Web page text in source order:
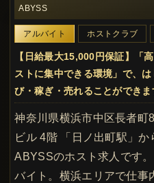
ABYSS
アルバイト ホストクラブ
【日給最大15,000円保証】「
ストに集中できる環境」で、
び・稼ぎ・売れることができ
神奈川県横浜市中区長者町
ビル 4階 「日ノ出町駅」
ABYSSのホスト求人です
バイト。横浜エリアで仕事